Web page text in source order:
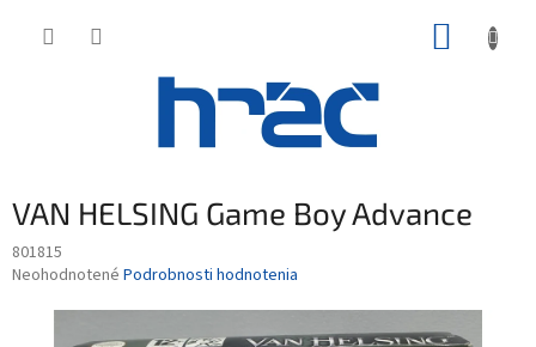
VAN HELSING Game Boy Advance
801815
Priemerné
Neohodnotené Podrobnosti hodnotenia